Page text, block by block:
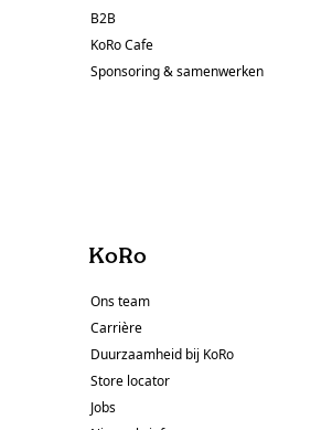
B2B
KoRo Cafe
Sponsoring & samenwerken
KoRo
Ons team
Carrière
Duurzaamheid bij KoRo
Store locator
Jobs